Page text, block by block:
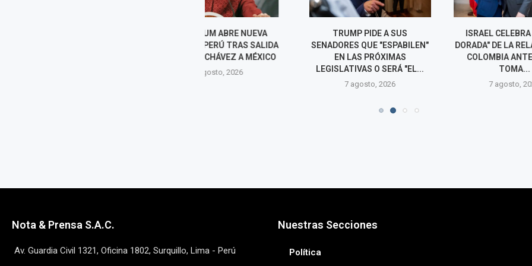
TRUMP PIDE A SUS
SENADORES QUE "ESPABILEN"
EN LAS PRÓXIMAS
LEGISLATIVAS O SERÁ "EL...
ISRAEL CELEBRA "LA ERA
DORADA" DE LA RELACIÓN CON
COLOMBIA ANTES DE LA
TOMA...
7 agosto, 2026
CEPEDA
FISCALÍA
VINCULARLO
Nota & Prensa S.A.C.
Av. Guardia Civil 1321, Oficina 1802, Surquillo, Lima - Perú
Nuestras Secciones
Política